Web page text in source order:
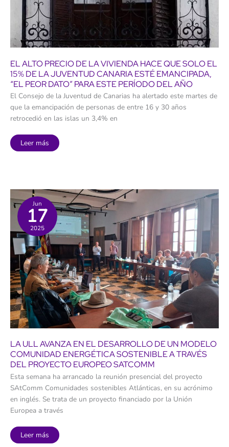
EL ALTO PRECIO DE LA VIVIENDA HACE QUE SOLO EL
15% DE LA JUVENTUD CANARIA ESTÉ EMANCIPADA,
“EL PEOR DATO” PARA ESTE PERÍODO DEL AÑO
El Consejo de la Juventud de Canarias ha alertado este martes de
que la emancipación de personas de entre 16 y 30 años
retrocedió en las islas un 3,4% en
El
alto
que
solo
el
15%
juventud
canaria
esté
emancipada,
“el
peor
dato”
para
este
período
del
año
Leer más
Jun
17
2025
LA ULL AVANZA EN EL DESARROLLO DE UN MODELO
COMUNIDAD ENERGÉTICA SOSTENIBLE A TRAVÉS
DEL PROYECTO EUROPEO SATCOMM
Esta semana ha arrancado la reunión presencial del proyecto
SAtComm Comunidades sostenibles Atlánticas, en su acrónimo
en inglés. Se trata de un proyecto financiado por la Unión
Europea a través
La
ULL
Leer más